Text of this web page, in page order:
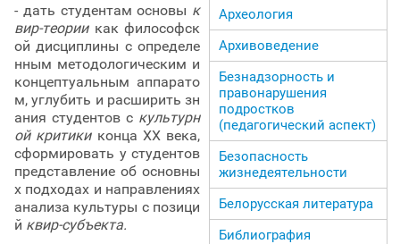
- дать студентам основы к
вир-теории как философск
ой дисциплины с определе
нным методологическим и
концептуальным аппарато
м, углубить и расширить зн
ания студентов с культурн
ой критикиконца ХХ века,
сформировать у студентов
представление об основны
х подходах и направлениях
анализа культуры с позици
й квир-субъекта.
Археология
Архивоведение
Безнадзорность и
правонарушения
подростков
(педагогический аспект)
Безопасность
жизнедеятельности
Белорусская литература
Библиография